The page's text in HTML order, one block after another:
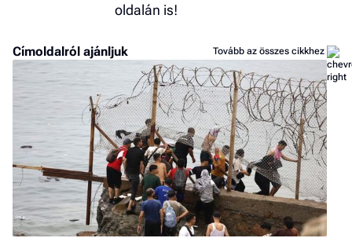
oldalán is!
Címoldalról ajánljuk Tovább az összes cikkhez